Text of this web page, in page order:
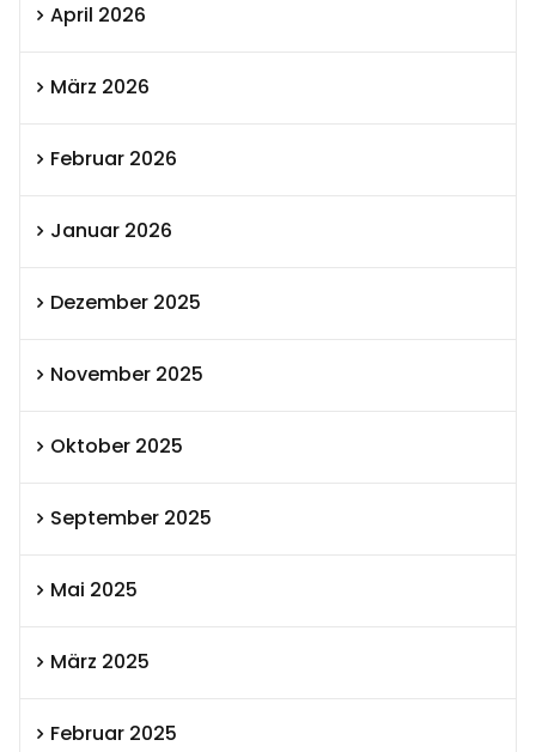
April 2026
März 2026
Februar 2026
Januar 2026
Dezember 2025
November 2025
Oktober 2025
September 2025
Mai 2025
März 2025
Februar 2025